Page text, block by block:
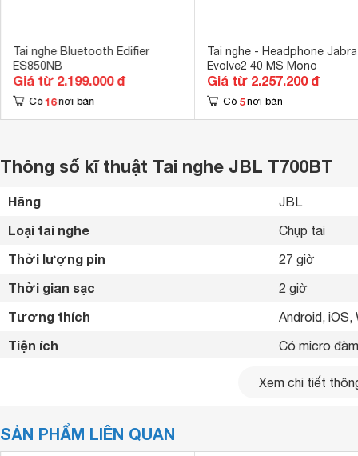
Tai nghe Bluetooth Edifier
ES850NB
Giá từ 2.199.000 đ
Có 16 nơi bán
Tai nghe - Headphone Jabra
Evolve2 40 MS Mono
Giá từ 2.257.200 đ
Có 5 nơi bán
Thông số kĩ thuật Tai nghe JBL T700BT
Hãng JBL
Loại tai nghe Chụp tai
Thời lượng pin 27 giờ
Thời gian sạc 2 giờ
Tương thích Android,
Tiện ích Có micro
1 thiết bị
Xem chi tiết
SẢN PHẨM LIÊN QUAN